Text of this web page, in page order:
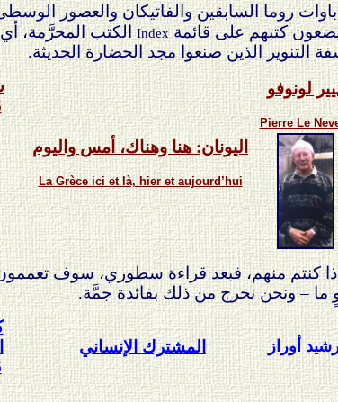
روما السابقين والفاتيكان والعصور
يضعون كتبهم على قائمةIndex الكتب المحرَّمة، أي
التنوير الذين صنعوا مجد الحضارة الحديثة.
اليونان: هنا وهناك، أمس واليوم
La Grèce ici et là, hier et aujourd’hui
لونوفو
Pierre Le
كنتم منهم، فبعد قراءة سطوري، سوف تعممون
ما – ونحن نخرج من ذلك بفائدة جمَّة.
المشترك الإنساني أوراز